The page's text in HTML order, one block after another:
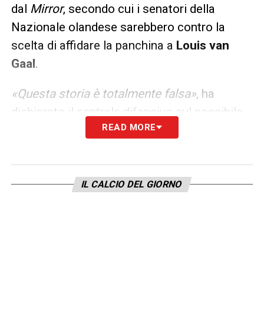
dal Mirror, secondo cui i senatori della
Nazionale olandese sarebbero contro la
scelta di affidare la panchina a Louis van
Gaal.
«Questa storia è totalmente falsa», ha
dichiarato il centrale difensivo sul possibile
nuovo allenatore dell’Olanda.
LA PLAYLIST DELLE NOSTRE TOP NEWS
READ MORE
IL CALCIO DEL GIORNO